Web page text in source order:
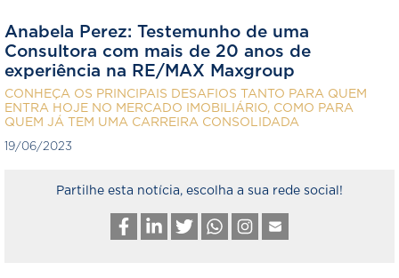
Anabela Perez: Testemunho de uma
Consultora com mais de 20 anos de
experiência na RE/MAX Maxgroup
CONHEÇA OS PRINCIPAIS DESAFIOS TANTO PARA QUEM
ENTRA HOJE NO MERCADO IMOBILIÁRIO, COMO PARA
QUEM JÁ TEM UMA CARREIRA CONSOLIDADA
19/06/2023
Partilhe esta notícia, escolha a sua rede social!